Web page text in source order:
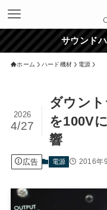
サウンド
ホーム ハード機材 電源
ダウン
を100V
響
2026
4/27
広告 電源 2016年